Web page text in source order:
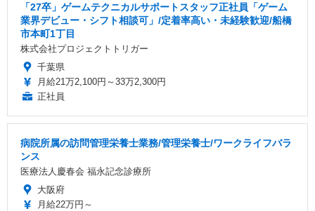
「27卒」ゲームテクニカルサポートスタッフ正社員「ゲーム
業界デビュー・シフト相談可」/定着率高い・未経験歓迎/船橋
市本町1丁目
株式会社プロジェクトトリガー
千葉県
月給21万2,100円～33万2,300円
正社員
病院所属の訪問管理栄養士業務/管理栄養士/ワークライフバラ
ンス
医療法人慶春会 福永記念診療所
大阪府
月給22万円～